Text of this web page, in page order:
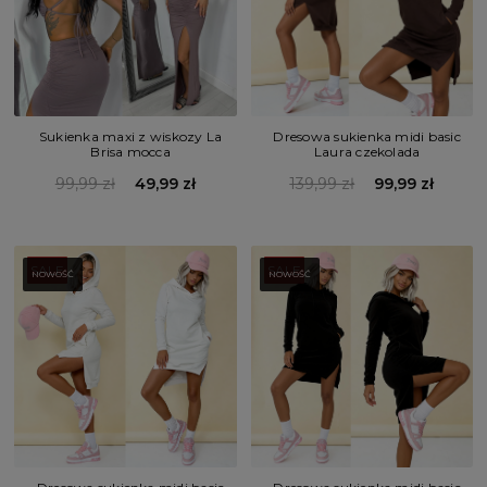
Sukienka maxi z wiskozy La
Brisa mocca
99,99 zł 49,99 zł
Dresowa sukienka midi basic
Laura czekolada
139,99 zł 99,99 zł
SALE
NOWOŚĆ SALE
NOWOŚĆ